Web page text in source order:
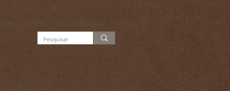
PUBLICAÇÕES SEJA MEMBRO More...